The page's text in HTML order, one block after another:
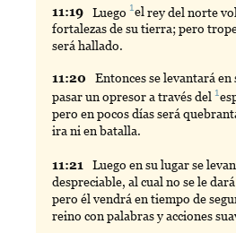
11:19 Luego 1elrey del norte
fortalezas de su tierra; pero
será hallado.
11:20 Entoncesse levantará
pasar un opresor a través del1
pero en pocos días será
ira ni en batalla.
11:21 Luego en su lugar se
despreciable, al cual no se le
pero él vendrá en tiempo de
reino con palabras y acciones